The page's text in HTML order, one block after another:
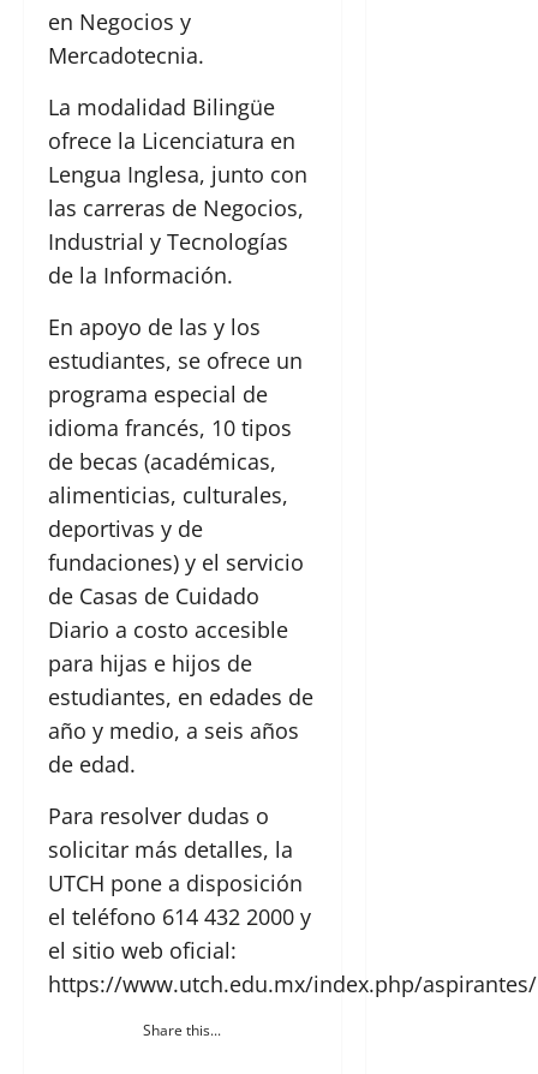
en Negocios y
Mercadotecnia.
La modalidad Bilingüe
ofrece la Licenciatura en
Lengua Inglesa, junto con
las carreras de Negocios,
Industrial y Tecnologías
de la Información.
En apoyo de las y los
estudiantes, se ofrece un
programa especial de
idioma francés, 10 tipos
de becas (académicas,
alimenticias, culturales,
deportivas y de
fundaciones) y el servicio
de Casas de Cuidado
Diario a costo accesible
para hijas e hijos de
estudiantes, en edades de
año y medio, a seis años
de edad.
Para resolver dudas o
solicitar más detalles, la
UTCH pone a disposición
el teléfono 614 432 2000 y
el sitio web oficial:
https://www.utch.edu.mx/index.php/
Share this...